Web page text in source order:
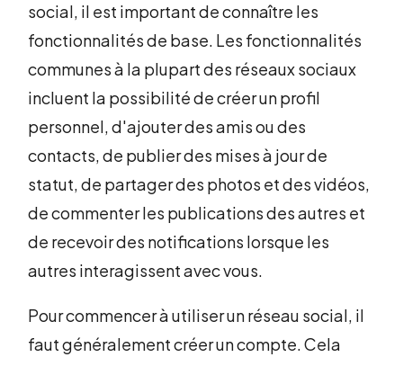
social, il est important de connaître les
fonctionnalités de base. Les fonctionnalités
communes à la plupart des réseaux sociaux
incluent la possibilité de créer un profil
personnel, d'ajouter des amis ou des
contacts, de publier des mises à jour de
statut, de partager des photos et des vidéos,
de commenter les publications des autres et
de recevoir des notifications lorsque les
autres interagissent avec vous.
Pour commencer à utiliser un réseau social, il
faut généralement créer un compte. Cela